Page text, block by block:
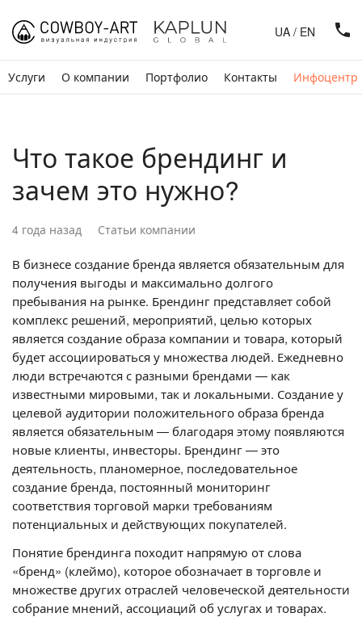
Услуги О компании Портфолио Контакты Инфоцентр
UA / EN
Что такое брендинг и
зачем это нужно?
4 года назад Статьи компании
В бизнесе создание бренда является обязательным для
получения выгоды и максимально долгого
пребывания на рынке. Брендинг представляет собой
комплекс решений, мероприятий, целью которых
является создание образа компании и товара, который
будет ассоциироваться у множества людей. Ежедневно
люди встречаются с разными брендами — как
известными мировыми, так и локальными. Создание у
целевой аудитории положительного образа бренда
является обязательным — благодаря этому появляются
новые клиенты, инвесторы. Брендинг — это
деятельность, планомерное, последовательное
создание бренда, постоянный мониторинг
соответствия торговой марки требованиям
потенциальных и действующих покупателей.
Понятие брендинга походит напрямую от слова
«бренд» (клеймо), которое обозначает в торговле и
множестве других отраслей человеческой деятельности
собрание мнений, ассоциаций об услугах и товарах.